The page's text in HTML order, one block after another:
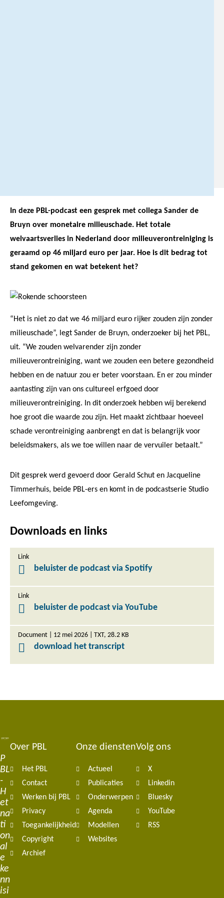
In deze PBL-podcast een gesprek met collega Sander de
Bruyn over monetaire milieuschade. Het totale
welvaartsverlies in Nederland door milieuverontreiniging is
geraamd op 46 miljard euro per jaar. Hoe is dit bedrag tot
stand gekomen en wat betekent het?
“Het is niet zo dat we 46 miljard euro rijker zouden zijn zonder
milieuschade”, legt Sander de Bruyn, onderzoeker bij het PBL,
uit. “We zouden welvarender zijn zonder
milieuverontreiniging, want we zouden een betere gezondheid
hebben en de natuur zou er beter voorstaan. En er zou minder
aantasting zijn van ons cultureel erfgoed door
milieuverontreiniging. In dit onderzoek hebben wij berekend
hoe groot die waarde zou zijn. Het maakt zichtbaar hoeveel
schade verontreiniging aanbrengt en dat is belangrijk voor
beleidsmakers, als we toe willen naar de vervuiler betaalt.”
Dit gesprek werd gevoerd door Gerald Schut en Jacqueline
Timmerhuis, beide PBL-ers en komt in de podcastserie Studio
Leefomgeving.
Downloads en links
Link
beluister de podcast via Spotify
Link
beluister de podcast via YouTube
Document | 12 mei 2026 | TXT, 28.2 KB
download het transcript
P
BL
-
H
et
na
ti
on
al
e
ke
nn
isi
Footer
navigation
Over PBL
Het PBL
Contact
Werken bij PBL
Privacy
Toegankelijkheid
Copyright
Archief
Onze diensten
Actueel
Publicaties
Onderwerpen
Agenda
Modellen
Websites
Volg ons
X
Linkedin
Bluesky
YouTube
RSS